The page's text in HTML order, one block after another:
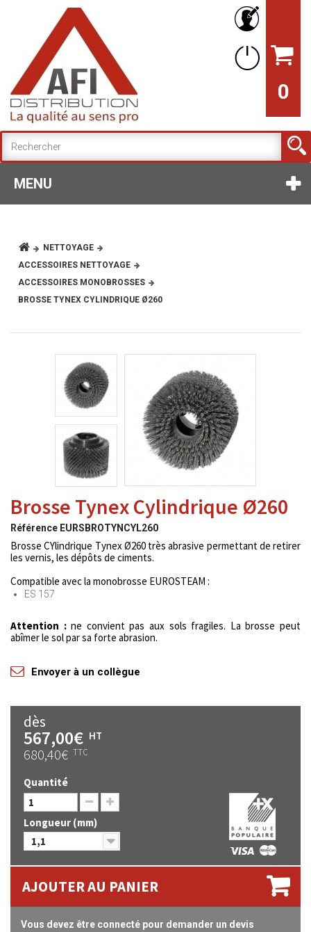
0
MENU
NETTOYAGE
ACCESSOIRES NETTOYAGE
ACCESSOIRES MONOBROSSES
BROSSE TYNEX CYLINDRIQUE Ø260
Brosse Tynex Cylindrique Ø260
Référence EURSBROTYNCYL260
Brosse CYlindrique Tynex Ø260 très abrasive permettant de retirer
les vernis, les dépôts de ciments.
Compatible avec la monobrosse EUROSTEAM :
ES 157
Attention :ne convient pas aux sols fragiles. La brosse peut
abîmer le sol par sa forte abrasion.
Envoyer à un collègue
dès
567,00€ HT
680,40€ TTC
Quantité
Longueur (mm)
1,1
AJOUTER AU PANIER
Vous devez être connecté pour demander un devis